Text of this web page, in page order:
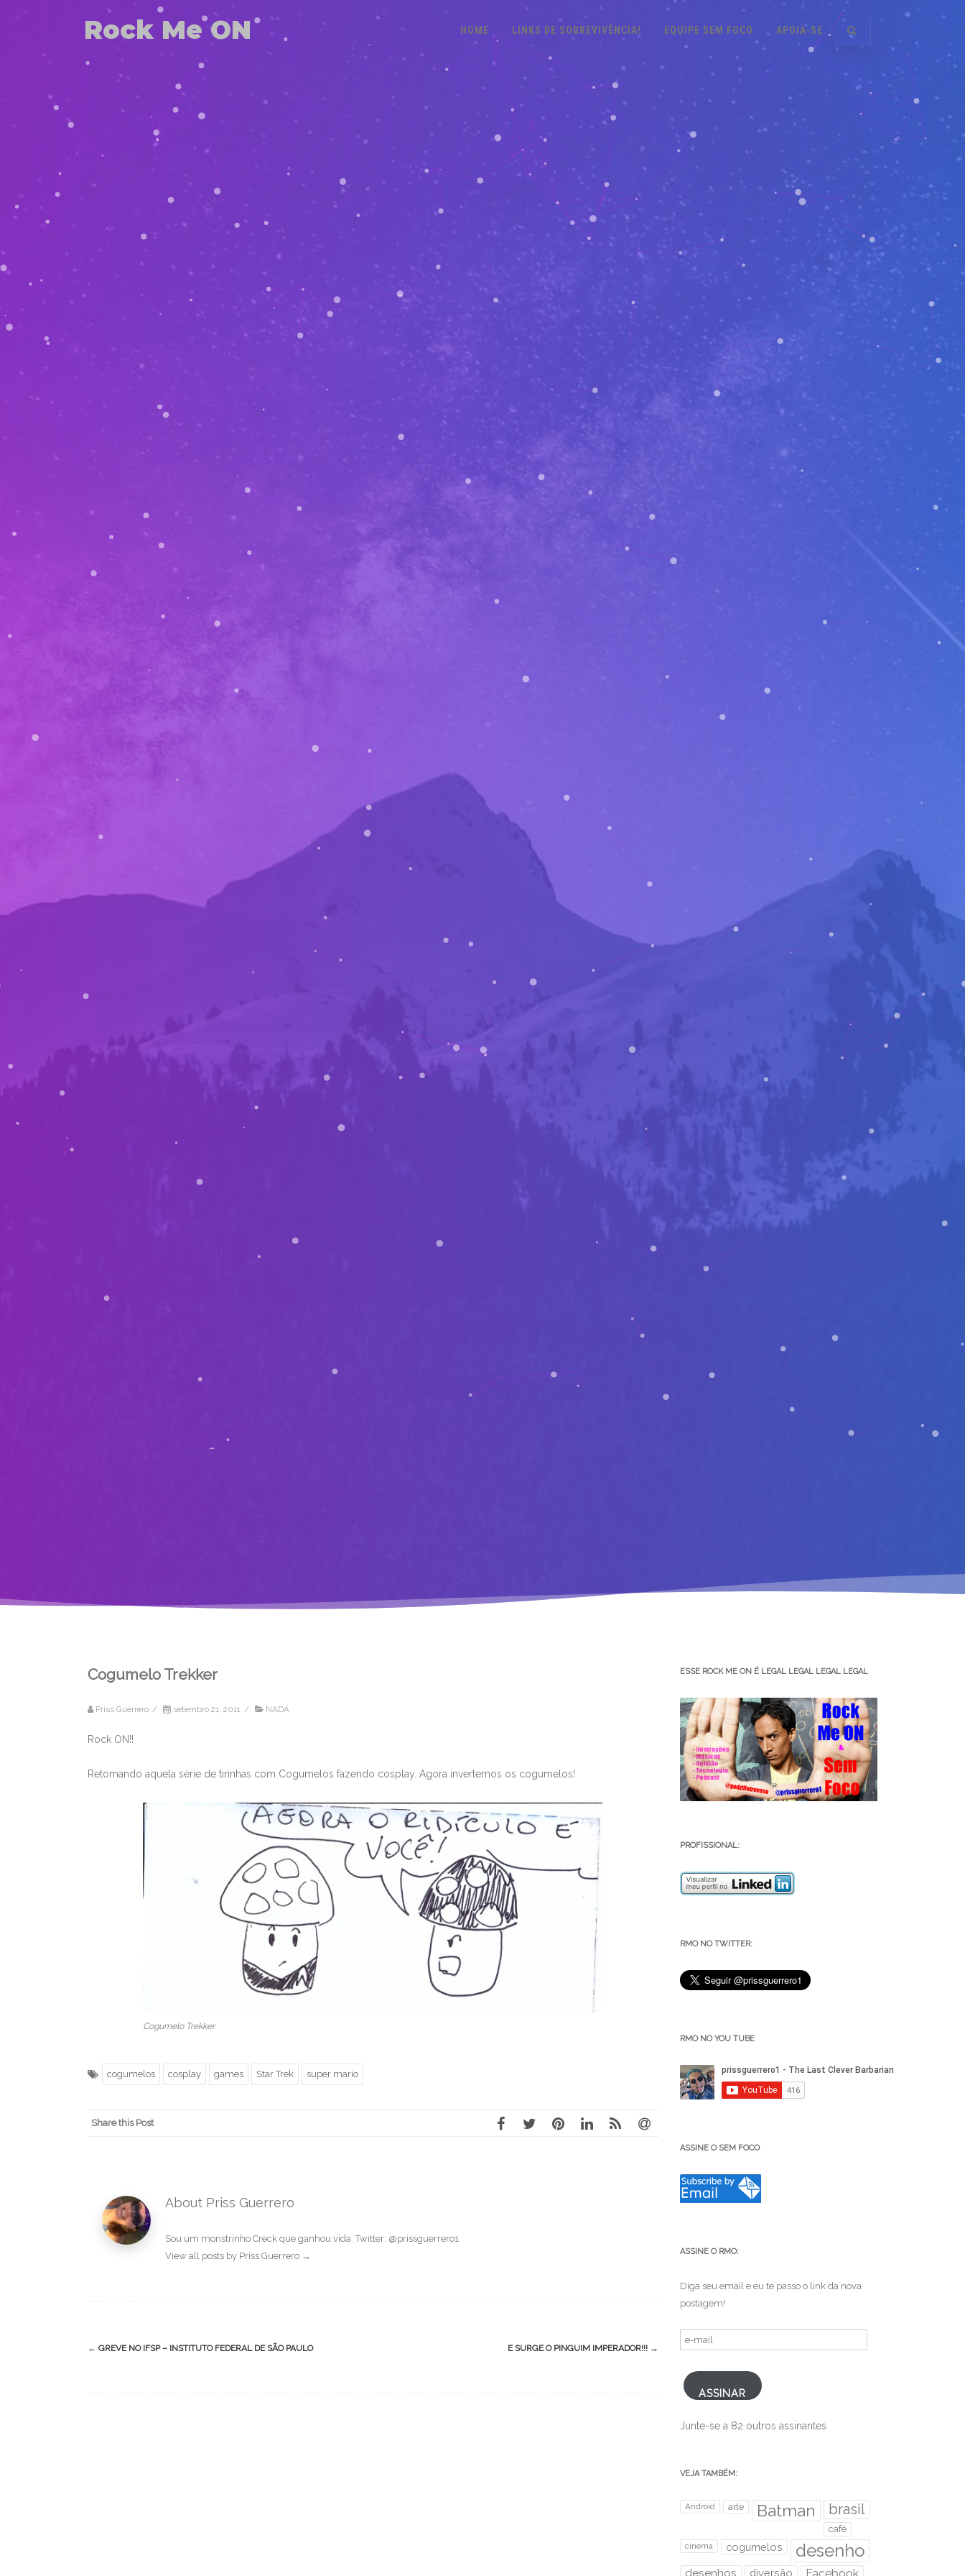
Rock Me ON HOME LINKS DE SOBREVIVÊNCIA! EQUIPE SEM FOCO APOIA-SE
Cogumelo Trekker
Priss Guerrero / setembro 21, 2011 / NADA
Rock ON!!
Retomando aquela série de tirinhas com Cogumelos fazendo cosplay. Agora invertemos os cogumelos!
Cogumelo Trekker
cogumelos cosplay games Star Trek super mario
Share this Post
About Priss Guerrero
Sou um monstrinho Creck que ganhou vida. Twitter: @prissguerrero1
View all posts by Priss Guerrero →
Post
← GREVE NO IFSP – INSTITUTO FEDERAL DE SÃO PAULO E SURGE O PINGUIM IMPERADOR!!! →
ESSE ROCK ME ON É LEGAL LEGAL LEGAL LEGAL
PROFISSIONAL:
RMO NO TWITTER:
RMO NO YOU TUBE
ASSINE O SEM FOCO
ASSINE O RMO:
Diga seu email e eu te passo o link da nova
postagem!
e-
mail
ASSINAR
Junte-se a 82 outros assinantes
VEJA TAMBÉM:
Android arte Batman brasil
café
cinema cogumelos desenho
desenhos diversão Facebook